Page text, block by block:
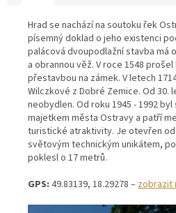
Hrad se nachází na soutoku řek
písemný doklad o jeho existenci
palácová dvoupodlažní stavba má
a obrannou věž. V roce 1548
přestavbou na zámek. V letech
Wilczkové z Dobré Zemice. Od 30.
neobydlen. Od roku 1945 - 1992
majetkem města Ostravy a patří
turistické atraktivity. Je otevřen od
světovým technickým unikátem,
poklesl o 17 metrů.
GPS: 49.83139, 18.29278 –zobrazit